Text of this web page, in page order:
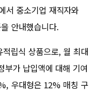
서 중소기업 재직자와
안내했습니다.
립식 상품으로, 월 최대
부가 납입액에 대해 기여
우대형은 12% 매칭 구